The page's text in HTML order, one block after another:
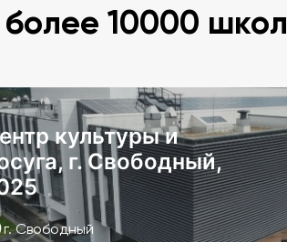
10000 школ
культуры и
г. Свободный,
г. Свободный